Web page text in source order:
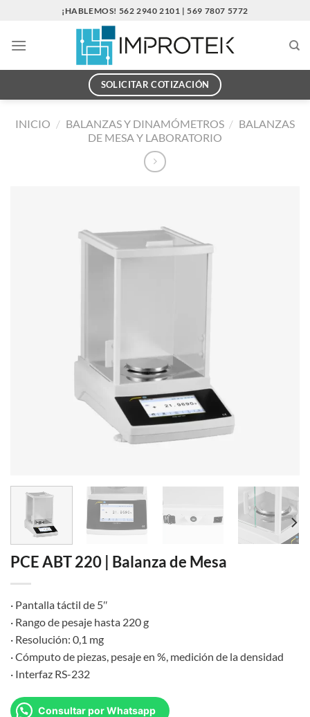
contenido
¡HABLEMOS! 562 2940 2101 | 569 7807 5772
SOLICITAR COTIZACIÓN
INICIO / BALANZAS Y DINAMÓMETROS / BALANZAS
DE MESA Y LABORATORIO
PCE ABT 220 | Balanza de Mesa
· Pantalla táctil de 5″
· Rango de pesaje hasta 220 g
· Resolución: 0,1 mg
· Cómputo de piezas, pesaje en %, medición de la densidad
· Interfaz RS-232
Consultar por Whatsapp